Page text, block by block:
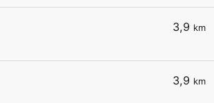
3,9 km
3,9 km